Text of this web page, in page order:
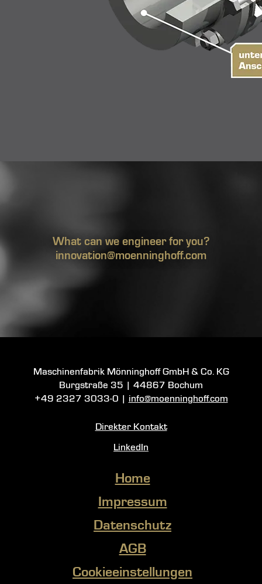
What can we engineer for you?
innovation@moenninghoff.com
Maschinenfabrik Mönninghoff GmbH & Co. KG
Burgstraße 35
44867 Bochum
+49 2327 3033-0
info@moenninghoff.com
Direkter Kontakt
LinkedIn
Home
Impressum
Datenschutz
AGB
Cookieeinstellungen